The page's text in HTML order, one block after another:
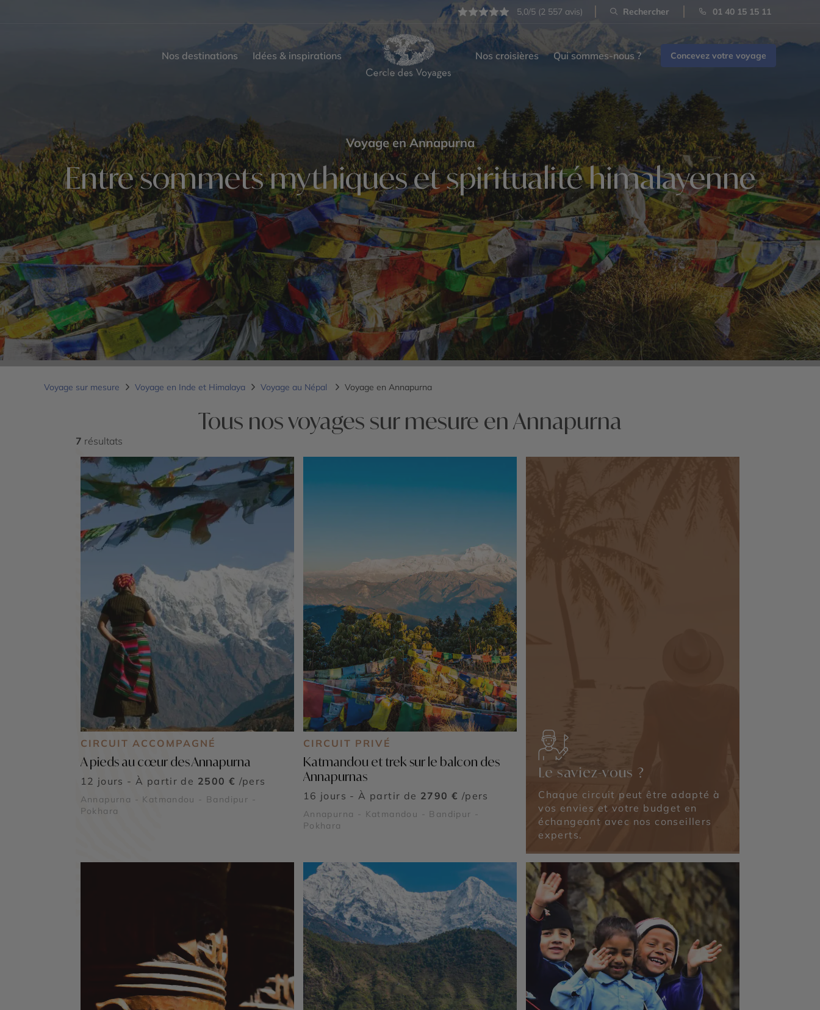
5,0/5 (2 557 avis) Rechercher 01 40 15 15 11
Nos destinations Idées & inspirations Nos croisières Qui sommes-nous ? Concevez votre voyage
Voyage en Annapurna
Entre sommets mythiques et spiritualité himalayenne
Voyage sur mesure Voyage en Inde et Himalaya Voyage au Népal Voyage en Annapurna
Tous nos voyages sur mesure en Annapurna
7 résultats
CIRCUIT ACCOMPAGNÉ
A pieds au cœur des Annapurna
12 jours - À partir de 2500 € /pers
Annapurna - Katmandou - Bandipur -
Pokhara
CIRCUIT PRIVÉ
Katmandou et trek sur le balcon des
Annapurnas
16 jours - À partir de 2790 € /pers
Annapurna - Katmandou - Bandipur -
Pokhara
Le saviez-vous ?
Chaque circuit peut être adapté à
vos envies et votre budget en
échangeant avec nos conseillers
experts.